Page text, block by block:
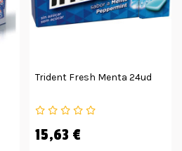
Trident Fresh Menta 24ud
15,63 €